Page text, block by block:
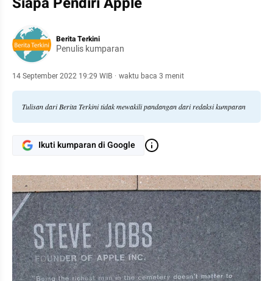
Berita Terkini
Penulis kumparan
14 September 2022 19:29 WIB · waktu baca 3 menit
Tulisan dari Berita Terkini tidak mewakili pandangan dari redaksi kumparan
Ikuti kumparan di Google